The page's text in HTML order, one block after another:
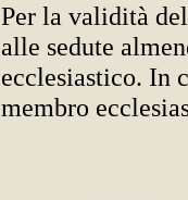
Per la validità
alle sedute
ecclesiastico. In
membro